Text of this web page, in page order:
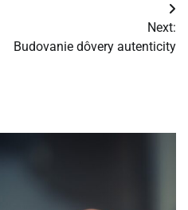
Next:
Budovanie dôvery autenticity